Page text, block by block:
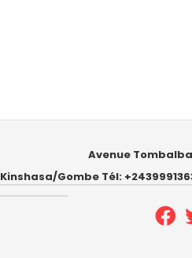
Avenue
Kinshasa/Gombe Tél: